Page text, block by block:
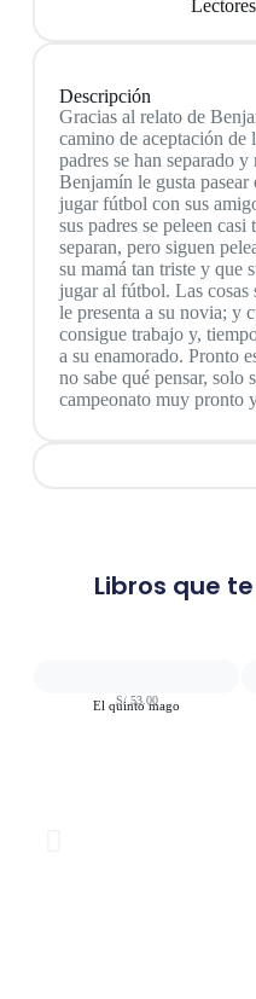
Descripción
Gracias al relato de
camino de aceptación de
padres se han separado
Benjamín le gusta
jugar fútbol con sus
sus padres se peleen
separan, pero siguen
su mamá tan triste y que
jugar al fútbol. Las cosas
le presenta a su novia; y
consigue trabajo y,
a su enamorado. Pronto
no sabe qué pensar, solo
campeonato muy pronto
Libros que
El quinto mago
S/53.00